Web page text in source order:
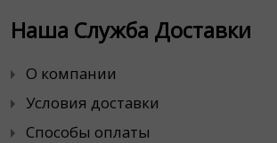
Наша Служба Доставки
О компании
Условия доставки
Способы оплаты